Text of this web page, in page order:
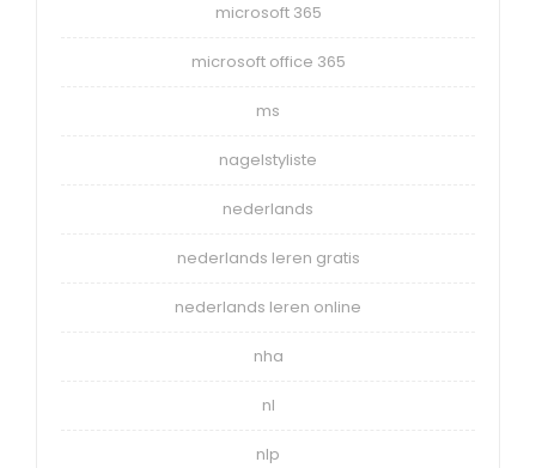
microsoft 365
microsoft office 365
ms
nagelstyliste
nederlands
nederlands leren gratis
nederlands leren online
nha
nl
nlp